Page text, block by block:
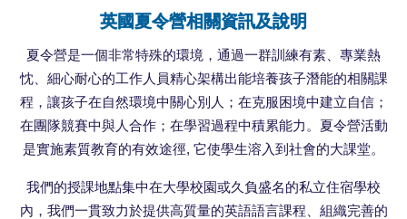
英國夏令營相關資訊及說明
夏令營是一個非常特殊的環境，通過一群訓練有素、專業熱
忱、細心耐心的工作人員精心架構出能培養孩子潛能的相關課
程，讓孩子在自然環境中關心別人；在克服困境中建立自信；
在團隊競賽中與人合作；在學習過程中積累能力。夏令營活動
是實施素質教育的有效途徑, 它使學生溶入到社會的大課堂。
我們的授課地點集中在大學校園或久負盛名的私立住宿學校
內，我們一貫致力於提供高質量的英語語言課程、組織完善的